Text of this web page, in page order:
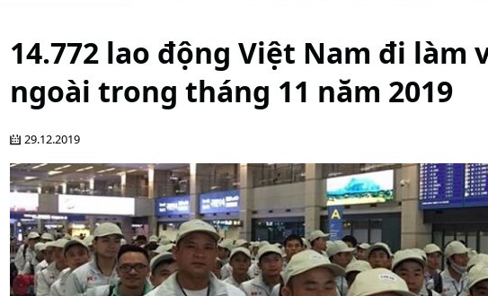
14.772 lao động Việt Nam đi làm
ngoài trong tháng 11 năm 2019
29.12.2019